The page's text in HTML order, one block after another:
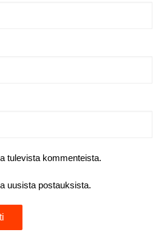
tulevista kommenteista.
uusista postauksista.